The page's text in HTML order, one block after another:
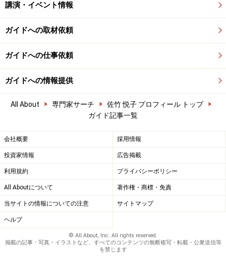
講演・イベント情報
ガイドへの取材依頼
ガイドへの仕事依頼
ガイドへの情報提供
All About > 専門家サーチ > 佐竹 悦子 プロフィール トップ
>
ガイド記事一覧
会社概要 採用情報
投資家情報 広告掲載
利用規約 プライバシーポリシー
All Aboutについて 著作権・商標・免責
当サイトの情報についての注意 サイトマップ
ヘルプ
© All About, Inc. All rights reserved.
掲載の記事・写真・イラストなど、すべてのコンテンツの無断複写・転載・公衆送信等
を禁じます